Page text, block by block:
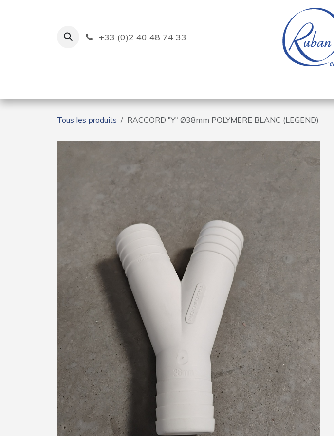
+33 (0)2 40 48 74 33
Tous les produits RACCORD "Y" Ø38mm POLYMERE BLANC (LEGEND)